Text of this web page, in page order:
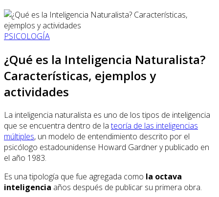
PSICOLOGÍA
¿Qué es la Inteligencia Naturalista?
Características, ejemplos y
actividades
La inteligencia naturalista es uno de los tipos de inteligencia
que se encuentra dentro de lateoría de las inteligencias
múltiples, un modelo de entendimiento descrito por el
psicólogo estadounidense Howard Gardner y publicado en
el año 1983.
Es una tipología que fue agregada como la octava
inteligencia años después de publicar su primera obra.